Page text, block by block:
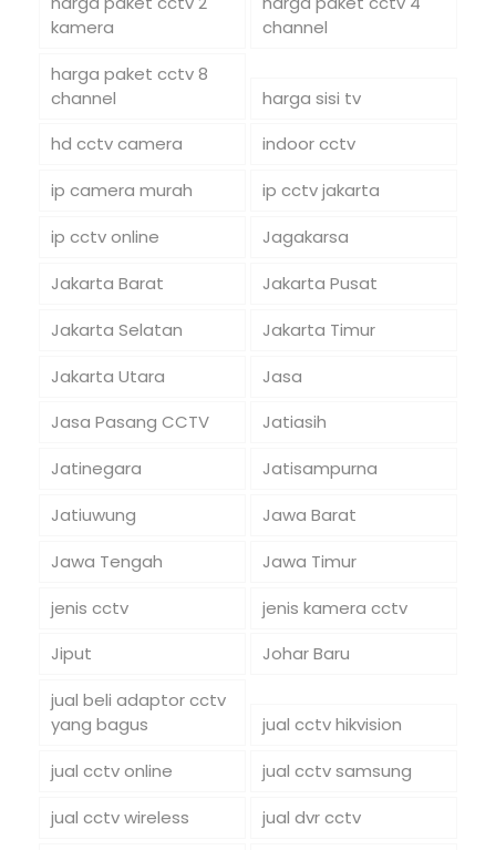
kamera
channel
harga paket cctv 8
channel
harga sisi tv
hd cctv camera
indoor cctv
ip camera murah
ip cctv jakarta
ip cctv online
Jagakarsa
Jakarta Barat
Jakarta Pusat
Jakarta Selatan
Jakarta Timur
Jakarta Utara
Jasa
Jasa Pasang CCTV
Jatiasih
Jatinegara
Jatisampurna
Jatiuwung
Jawa Barat
Jawa Tengah
Jawa Timur
jenis cctv
jenis kamera cctv
Jiput
Johar Baru
jual beli adaptor cctv
yang bagus
jual cctv hikvision
jual cctv online
jual cctv samsung
jual cctv wireless
jual dvr cctv